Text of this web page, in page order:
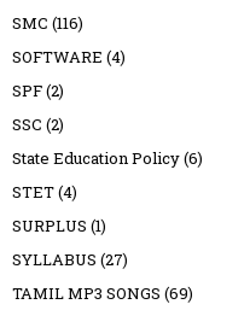
SMC (116)
SOFTWARE (4)
SPF(2)
SSC (2)
State Education Policy(6)
STET(4)
SURPLUS (1)
SYLLABUS (27)
TAMIL MP3 SONGS (69)